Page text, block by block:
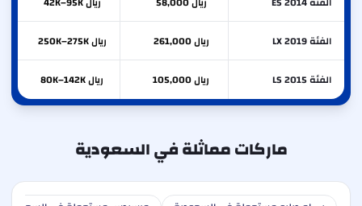
الفئة LX 2019 ريال 261,000 ريال 250K–275K
الفئة LS 2015 ريال 105,000 ريال 80K–142K
ماركات مماثلة في السعودية